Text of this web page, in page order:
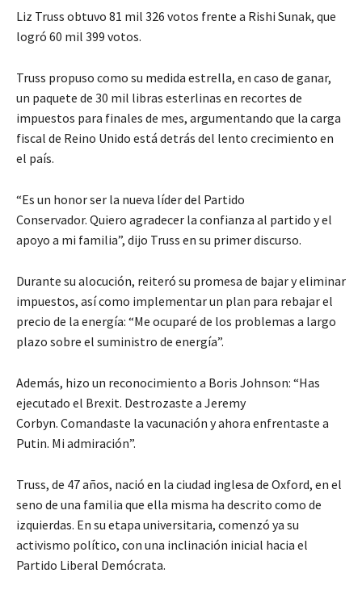
Liz Truss obtuvo 81 mil 326 votos frente a Rishi Sunak, que
logró 60 mil 399 votos.
Truss propuso como su medida estrella, en caso de ganar,
un paquete de 30 mil libras esterlinas en recortes de
impuestos para finales de mes, argumentando que la carga
fiscal de Reino Unido está detrás del lento crecimiento en
el país.
“Es un honor ser la nueva líder del Partido
Conservador. Quiero agradecer la confianza al partido y el
apoyo a mi familia”, dijo Truss en su primer discurso.
Durante su alocución, reiteró su promesa de bajar y eliminar
impuestos, así como implementar un plan para rebajar el
precio de la energía: “Me ocuparé de los problemas a largo
plazo sobre el suministro de energía”.
Además, hizo un reconocimiento a Boris Johnson: “Has
ejecutado el Brexit. Destrozaste a Jeremy
Corbyn. Comandaste la vacunación y ahora enfrentaste a
Putin. Mi admiración”.
Truss, de 47 años, nació en la ciudad inglesa de Oxford, en el
seno de una familia que ella misma ha descrito como de
izquierdas. En su etapa universitaria, comenzó ya su
activismo político, con una inclinación inicial hacia el
Partido Liberal Demócrata.